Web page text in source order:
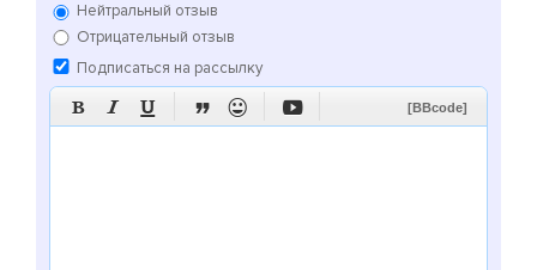
Нейтральный отзыв
Отрицательный отзыв
Подписаться на рассылку
      [BBcode]